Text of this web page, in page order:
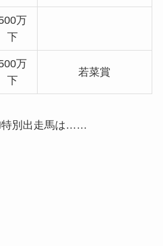
万
下
万
下
若菜賞
特別出走馬は……